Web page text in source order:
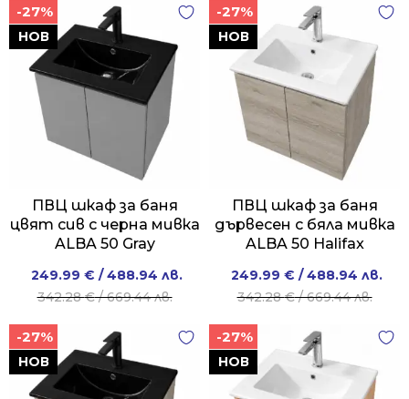
НОВ
-27%
ПВЦ шкаф за баня
цвят сив с черна мивка
ALBA 50 Gray
342.28€/ 669.44 лв.
Original
price
342.28 €
/
669.44 лв..
249.99 € / 488.94 лв.
Current
price
249.99 €
/
488.94 лв..
НОВ
-27%
ПВЦ шкаф за баня
дървесен с бяла мивка
ALBA 50 Halifax
342.28€/ 669.44 лв.
Original
price
342.28 €
/
669.44 лв..
249.99 € / 488.94 лв.
Current
price
249.99 €
/
488.94 лв..
НОВ
-27%
НОВ
-27%